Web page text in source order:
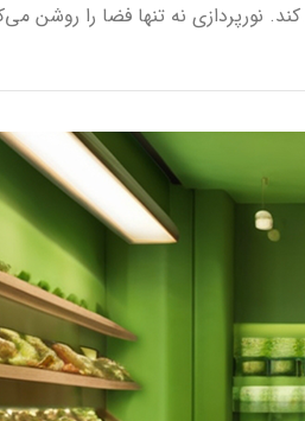
نورپردازی نه تنها فضا را روشن